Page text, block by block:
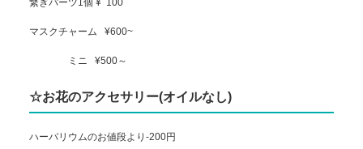
繋ぎパーツ1個 ¥ 100
マスクチャーム ¥600~
ミニ ¥500～
☆お花のアクセサリー(オイルなし)
ハーバリウムのお値段より-200円